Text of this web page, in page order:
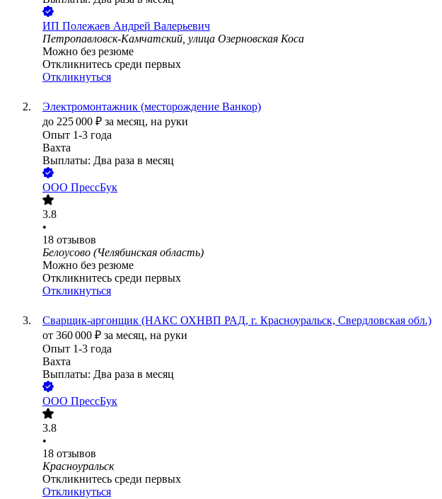
ИП Полежаев Андрей Валерьевич
Петропавловск-Камчатский, улица Озерновская Коса
Можно без резюме
Откликнитесь среди первых
Откликнуться
Электромонтажник (месторождение Ванкор)
до 225 000 ₽ за месяц, на руки
Опыт 1-3 года
Вахта
Выплаты: Два раза в месяц
ООО ПрессБук
3.8
•
18 отзывов
Белоусово (Челябинская область)
Можно без резюме
Откликнитесь среди первых
Откликнуться
Сварщик-аргонщик (НАКС ОХНВП РАД, г. Красноуральск, Свердловская обл.)
от 360 000 ₽ за месяц, на руки
Опыт 1-3 года
Вахта
Выплаты: Два раза в месяц
ООО ПрессБук
3.8
•
18 отзывов
Красноуральск
Откликнитесь среди первых
Откликнуться